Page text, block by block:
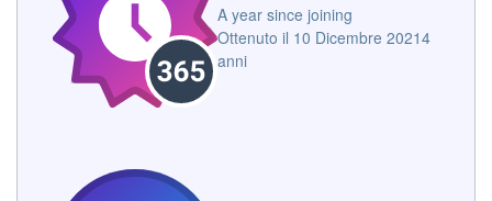
A year since joining
Ottenuto il 10 Dicembre 20214
anni